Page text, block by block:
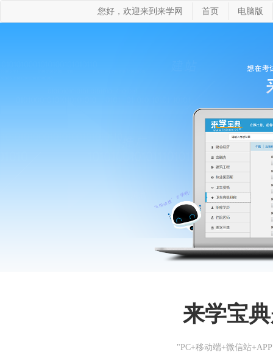
您好，欢迎来到来学网 首页 电脑版
来学宝
"PC+移动端+微信站